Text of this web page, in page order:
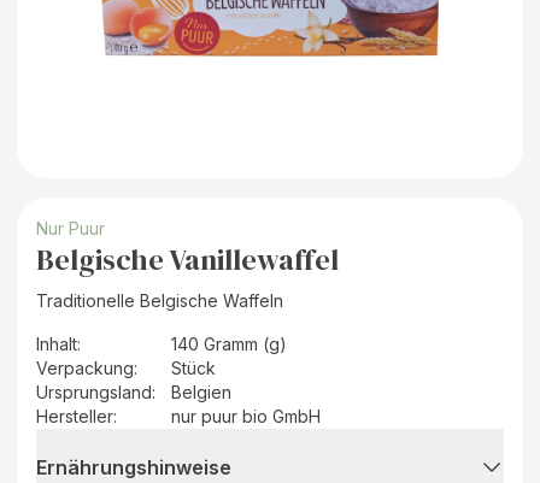
Nur Puur
Belgische Vanillewaffel
Traditionelle Belgische Waffeln
Inhalt:
140 Gramm (g)
Verpackung:
Stück
Ursprungsland:
Belgien
Hersteller: nur puur bio GmbH
Ernährungshinweise